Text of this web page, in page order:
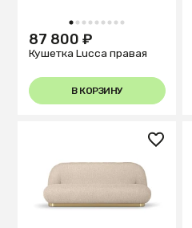
1 2 3 4 5 6 7 8 9
87 800 ₽
Кушетка Lucca правая
В КОРЗИНУ